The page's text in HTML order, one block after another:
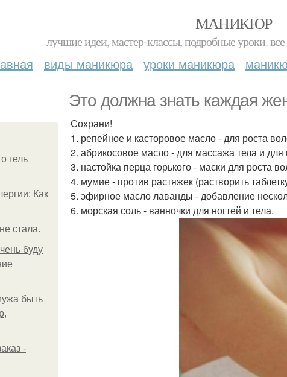
МАНИКЮР
лучшие идеи, мастер-классы, подробные уроки.
виды маникюра уроки маникюра
Это должна знать каждая
гель
Как
стала.
буду
быть
-
Сохрани!
1. репейное и касторовое масло - для роста
2. абрикосовое масло - для массажа тела и для
3. настойка перца горького - маски для роста
4. мумие - против растяжек (растворить
5. эфирное масло лаванды - добавление
6. морская соль - ванночки для ногтей и тела.